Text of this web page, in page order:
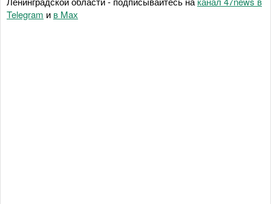
Telegram и в Maх